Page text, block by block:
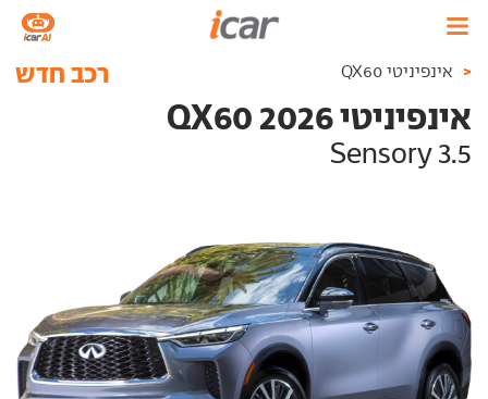
< אינפיניטי QX60
אינפיניטי QX60 2026
רכב חדש
3.5 Sensory